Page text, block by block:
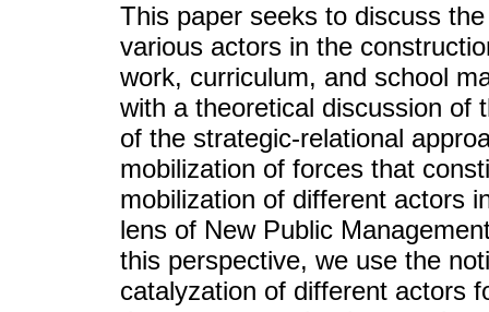
This paper seeks to discuss
various actors in the
work, curriculum, and school
with a theoretical discussion of
of the strategic-relational
mobilization of forces that
mobilization of different actors
lens of New Public
this perspective, we use the
catalyzation of different actors